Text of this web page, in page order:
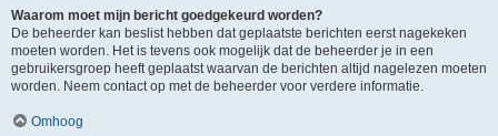
Waarom moet mijn bericht goedgekeurd worden?
De beheerder kan beslist hebben dat geplaatste berichten eerst nagekeken
moeten worden. Het is tevens ook mogelijk dat de beheerder je in een
gebruikersgroep heeft geplaatst waarvan de berichten altijd nagelezen moeten
worden. Neem contact op met de beheerder voor verdere informatie.
Omhoog